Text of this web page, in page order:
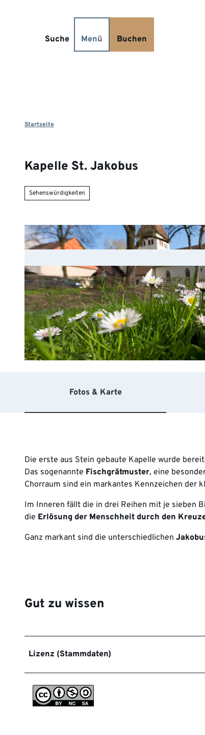
Suche Menü Buchen
Startseite
Kapelle St. Jakobus
Sehenswürdigkeiten
Fotos & Karte
Die erste aus Stein gebaute Kapelle wurde
Das sogenannte Fischgrätmuster, eine
Chorraum sind ein markantes Kennzeichen der
Im Inneren fällt die in drei Reihen mit je sieben
die Erlösung der Menschheit durch den
Ganz markant sind die unterschiedlichen
Gut zu wissen
Lizenz (Stammdaten)